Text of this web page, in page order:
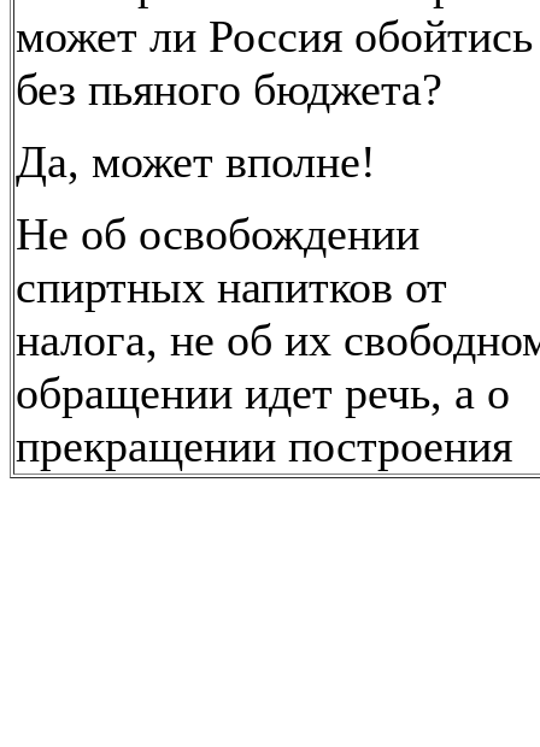
может ли Россия обойтись
без пьяного бюджета?
Да, может вполне!
Не об освобождении
спиртных напитков от
налога, не об их
обращении идет речь, а о
прекращении построения